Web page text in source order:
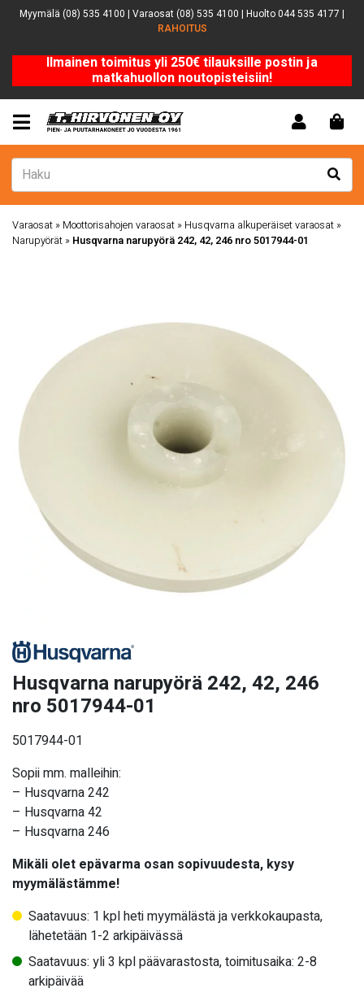
Myymälä (08) 535 4100 | Varaosat (08) 535 4100 | Huolto 044 535 4177 |
RAHOITUS
Ilmainen toimitus yli 250€ tilauksille postin ja
matkahuollon noutopisteisiin!
Varaosat » Moottorisahojen varaosat » Husqvarna alkuperäiset varaosat »
Narupyörät » Husqvarna narupyörä 242, 42, 246 nro 5017944-01
Husqvarna narupyörä 242, 42, 246
nro 5017944-01
5017944-01
Sopii mm. malleihin:
– Husqvarna 242
– Husqvarna 42
– Husqvarna 246
Mikäli olet epävarma osan sopivuudesta, kysy
myymälästämme!
Saatavuus: 1 kpl heti myymälästä ja verkkokaupasta,
lähetetään 1-2 arkipäivässä
Saatavuus: yli 3 kpl päävarastosta, toimitusaika: 2-8
arkipäivää